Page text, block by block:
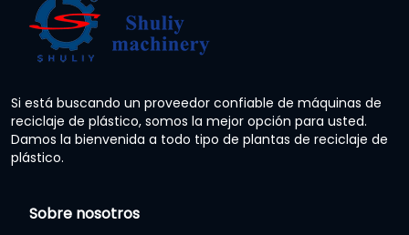
Si está buscando un proveedor confiable de máquinas de
reciclaje de plástico, somos la mejor opción para usted.
Damos la bienvenida a todo tipo de plantas de reciclaje de
plástico.
Sobre nosotros